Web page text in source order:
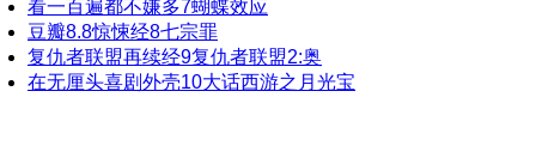
看一百遍都不嫌多7蝴蝶效应
豆瓣8.8惊悚经8七宗罪
复仇者联盟再续经9复仇者联盟2:奥
在无厘头喜剧外壳10大话西游之月光宝